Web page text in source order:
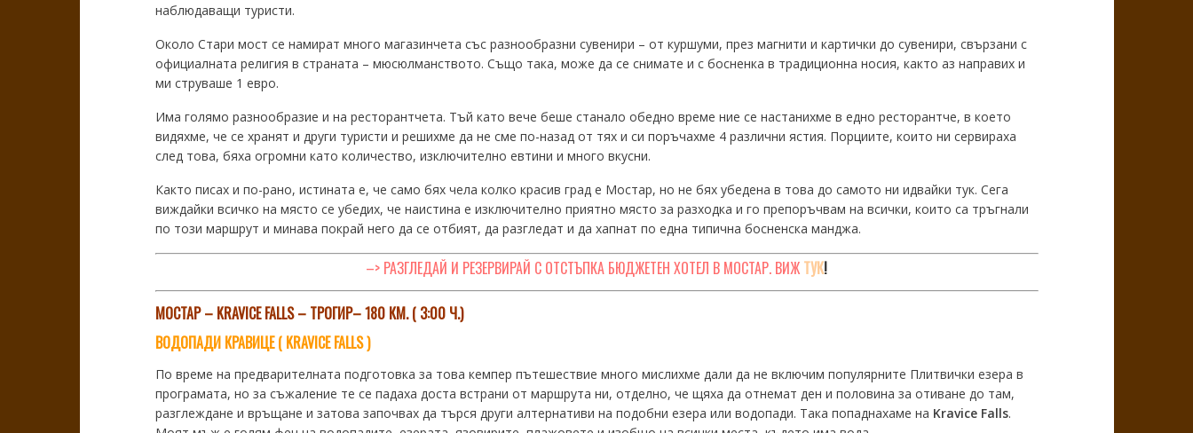
наблюдаващи туристи.
Около Стари мост се намират много магазинчета със разнообразни сувенири – от куршуми, през магнити и картички до сувенири, свързани с
официалната религия в страната – мюсюлманството. Също така, може да се снимате и с босненка в традиционна носия, както аз направих и
ми струваше 1 евро.
Има голямо разнообразие и на ресторантчета. Тъй като вече беше станало обедно време ние се настанихме в едно ресторантче, в което
видяхме, че се хранят и други туристи и решихме да не сме по-назад от тях и си поръчахме 4 различни ястия. Порциите, които ни сервираха
след това, бяха огромни като количество, изключително евтини и много вкусни.
Както писах и по-рано, истината е, че само бях чела колко красив град е Мостар, но не бях убедена в това до самото ни идвайки тук. Сега
виждайки всичко на място се убедих, че наистина е изключително приятно място за разходка и го препоръчвам на всички, които са тръгнали
по този маршрут и минава покрай него да се отбият, да разгледат и да хапнат по една типична босненска манджа.
–> РАЗГЛЕДАЙ И РЕЗЕРВИРАЙ С ОТСТЪПКА БЮДЖЕТЕН ХОТЕЛ В МОСТАР. ВИЖ ТУК!
МОСТАР – KRAVICE FALLS – ТРОГИР– 180 КМ. ( 3:00 Ч.)
ВОДОПАДИ КРАВИЦЕ ( KRAVICE FALLS )
По време на предварителната подготовка за това кемпер пътешествие много мислихме дали да не включим популярните Плитвички езера в
програмата, но за съжаление те се падаха доста встрани от маршрута ни, отделно, че щяха да отнемат ден и половина за отиване до там,
разглеждане и връщане и затова започвах да търся други алтернативи на подобни езера или водопади. Така попаднахаме на Kravice Falls.